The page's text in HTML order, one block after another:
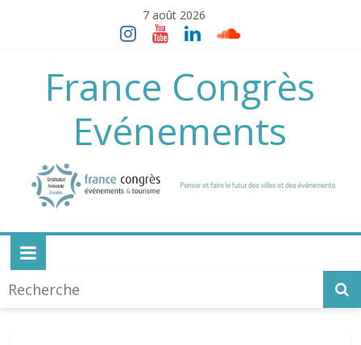
7 août 2026
France Congrès
Evénements